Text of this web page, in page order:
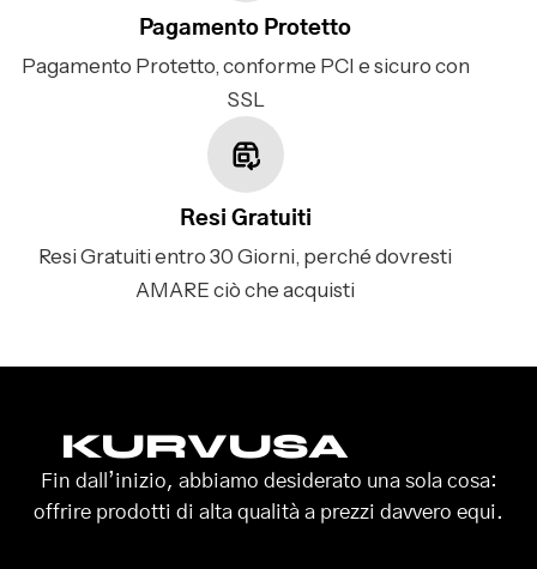
Pagamento Protetto
Pagamento Protetto, conforme PCI e sicuro con
SSL
Resi Gratuiti
Resi Gratuiti entro 30 Giorni, perché dovresti
AMARE ciò che acquisti
KURVUSA
Fin dall’inizio, abbiamo desiderato una sola cosa:
offrire prodotti di alta qualità a prezzi davvero equi.